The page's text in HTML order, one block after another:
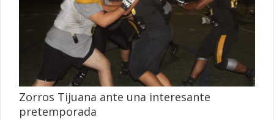
Zorros Tijuana ante una interesante
pretemporada